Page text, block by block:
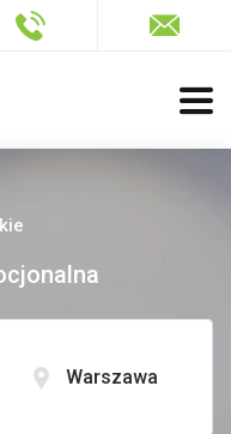
Warszawa